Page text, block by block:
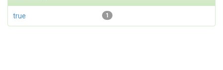
1
true